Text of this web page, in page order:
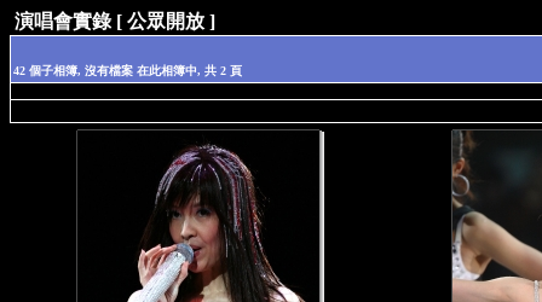
演唱會實錄 [ 公眾開放 ]
42 個子相簿, 沒有檔案 在此相簿中, 共 2 頁